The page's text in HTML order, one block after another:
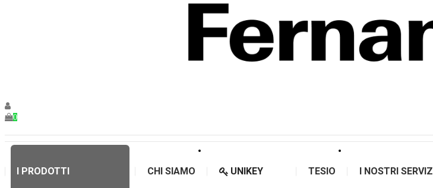
0
I PRODOTTI CHI SIAMO UNIKEY TESIO I NOSTRI SERVIZI